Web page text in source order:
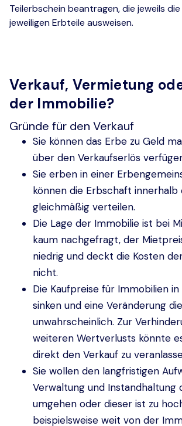
Teilerbschein beantragen, die jeweils
jeweiligen Erbteile ausweisen.
Verkauf, Vermietung
der Immobilie?
Gründe für den Verkauf
Sie können das Erbe zu Geld
über den Verkaufserlös
Sie erben in einer
können die Erbschaft innerhalb
gleichmäßig verteilen.
Die Lage der Immobilie ist bei
kaum nachgefragt, der
niedrig und deckt die Kosten
nicht.
Die Kaufpreise für Immobilien
sinken und eine Veränderung
unwahrscheinlich. Zur
weiteren Wertverlusts könnte
direkt den Verkauf zu
Sie wollen den langfristigen
Verwaltung und Instandhaltung
umgehen oder dieser ist zu
beispielsweise weit von der